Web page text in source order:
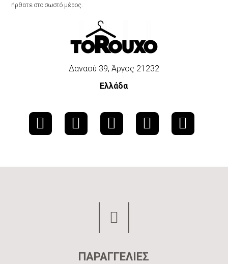
ήρθατε στο σωστό μέρος.
Δαναού 39, Άργος 21232
Ελλάδα
ΠΑΡΑΓΓΕΛΙΕΣ